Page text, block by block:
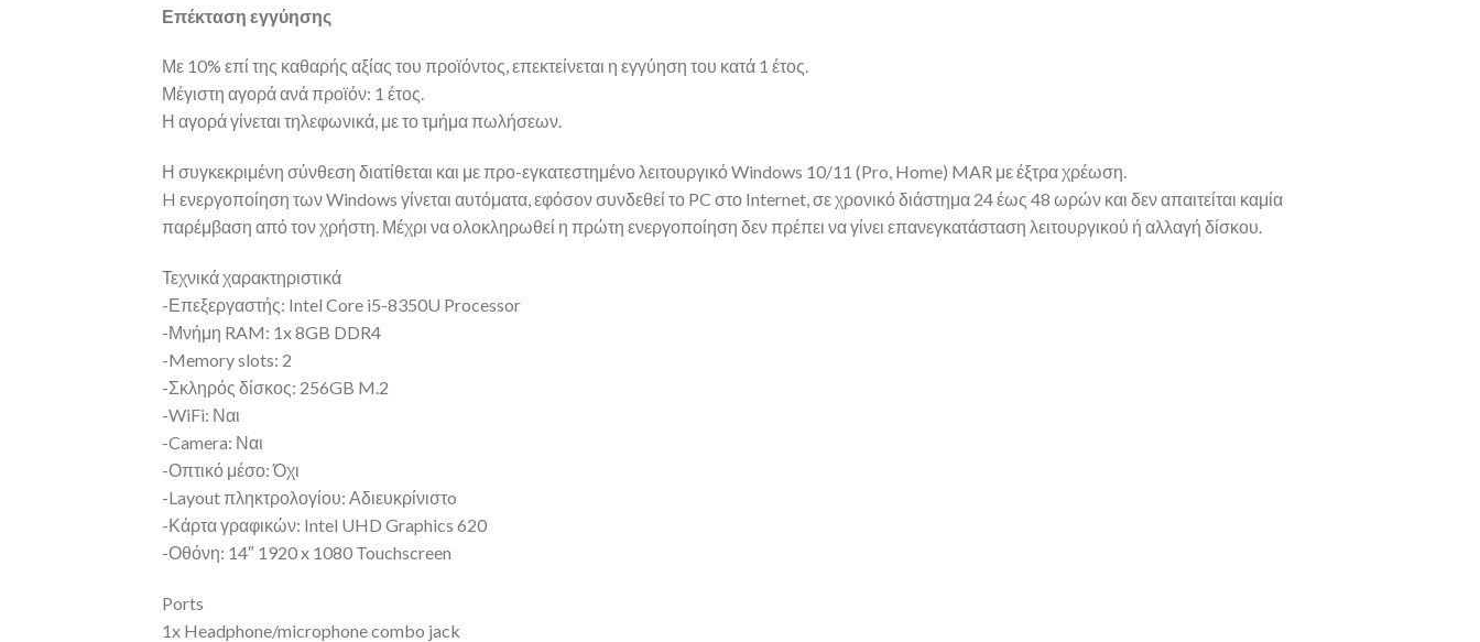
Επέκταση εγγύησης
Με 10% επί της καθαρής αξίας του προϊόντος, επεκτείνεται η εγγύηση του κατά 1 έτος.
Μέγιστη αγορά ανά προϊόν: 1 έτος.
Η αγορά γίνεται τηλεφωνικά, με το τμήμα πωλήσεων.
Η συγκεκριμένη σύνθεση διατίθεται και με προ-εγκατεστημένο λειτουργικό Windows 10/11 (Pro, Home) MAR με έξτρα χρέωση.
H ενεργοποίηση των Windows γίνεται αυτόματα, εφόσον συνδεθεί το PC στο Internet, σε χρονικό διάστημα 24 έως 48 ωρών και δεν απαιτείται καμία
παρέμβαση από τον χρήστη. Μέχρι να ολοκληρωθεί η πρώτη ενεργοποίηση δεν πρέπει να γίνει επανεγκατάσταση λειτουργικού ή αλλαγή δίσκου.
Τεχνικά χαρακτηριστικά
-Επεξεργαστής: Intel Core i5-8350U Processor
-Μνήμη RAM: 1x 8GB DDR4
-Memory slots: 2
-Σκληρός δίσκος: 256GB M.2
-WiFi: Ναι
-Camera: Ναι
-Οπτικό μέσο: Όχι
-Layout πληκτρολογίου: Αδιευκρίνιστo
-Κάρτα γραφικών: Intel UHD Graphics 620
-Οθόνη: 14″ 1920 x 1080 Touchscreen
Ports
1x Headphone/microphone combo jack